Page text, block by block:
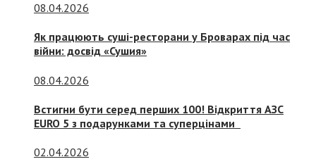
08.04.2026
Як працюють суші-ресторани у Броварах під час
війни: досвід «Сушия»
08.04.2026
Встигни бути серед перших 100! Відкриття АЗС
EURO 5 з подарунками та суперцінами
02.04.2026